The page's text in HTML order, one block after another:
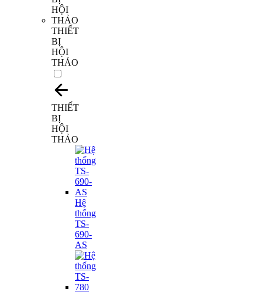
THIẾT
BỊ
HỘI
THẢO
THIẾT
BỊ
HỘI
THẢO
Hệ
thống
TS-
690-
AS